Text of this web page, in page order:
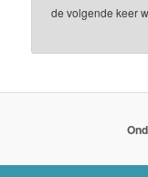
de volgende keer